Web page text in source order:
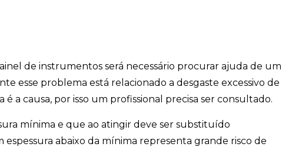
de instrumentos será necessário procurar ajuda de um
esse problema está relacionado a desgaste excessivo de
é a causa, por isso um profissional precisa ser consultado.
mínima e que ao atingir deve ser substituído
abaixo da mínima representa grande risco de